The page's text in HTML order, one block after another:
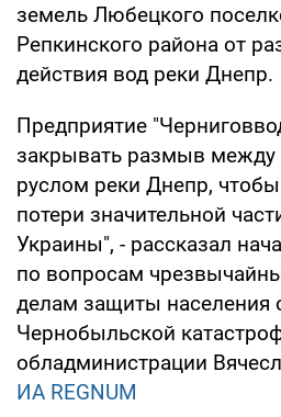
земель Любецкого
Репкинского района от
действия вод реки Днепр.
Предприятие
закрывать размыв
руслом реки Днепр,
потери значительной
Украины", - рассказал
по вопросам
делам защиты населения
Чернобыльской
обладминистрации
ИА REGNUM